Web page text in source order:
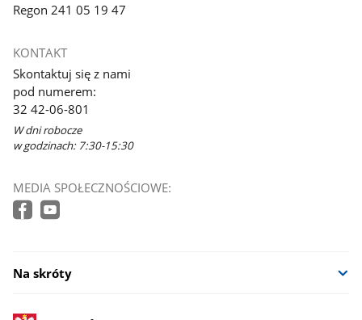
Regon 241 05 19 47
KONTAKT
Skontaktuj się z nami
pod numerem:
32 42-06-801
W dni robocze
w godzinach: 7:30-15:30
MEDIA SPOŁECZNOŚCIOWE:
Na skróty